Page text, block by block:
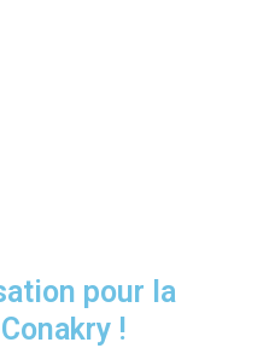
pour la
!